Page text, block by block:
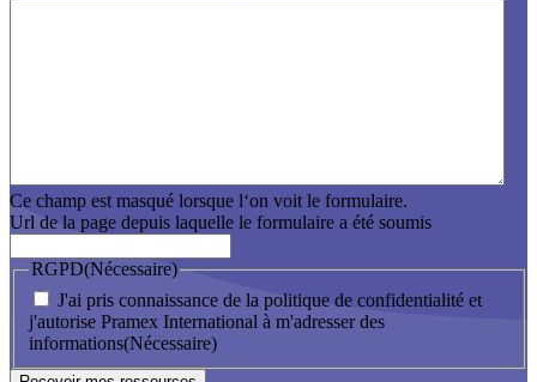
Ce champ est masqué lorsque l‘on voit le formulaire.
Url de la page depuis laquelle le formulaire a été soumis
RGPD(Nécessaire)
J'ai pris connaissance de la politique de confidentialité et
j'autorise Pramex International à m'adresser des
informations(Nécessaire)